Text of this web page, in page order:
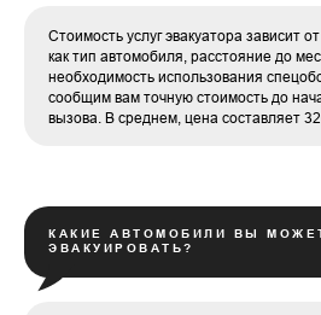
Стоимость услуг эвакуатора зависит
как тип автомобиля, расстояние до
необходимость использования
сообщим вам точную стоимость до
вызова. В среднем, цена составляет
КАКИЕ АВТОМОБИЛИ ВЫ
ЭВАКУИРОВАТЬ?